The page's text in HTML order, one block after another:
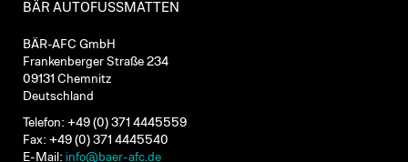
BÄR AUTOFUSSMATTEN
BÄR-AFC GmbH
Frankenberger Straße 234
09131 Chemnitz
Deutschland
Telefon: +49 (0) 371 4445559
Fax: +49 (0) 371 4445540
E-Mail: info@baer-afc.de